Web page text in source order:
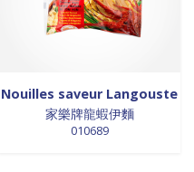
Nouilles saveur Langouste
家樂牌龍蝦伊麵
010689